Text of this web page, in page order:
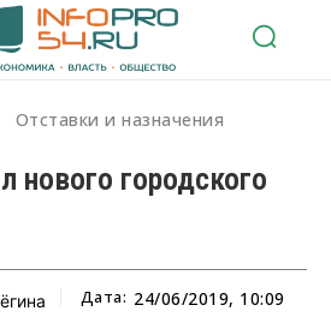
Отставки и назначения
нового городского
Дата: 24/06/2019, 10:09